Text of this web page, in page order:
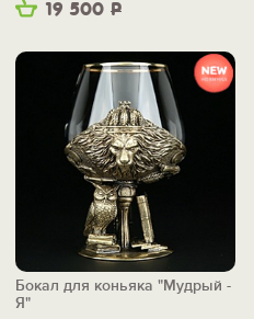
19 500 Р
Бокал для коньяка "Мудрый -
Я"